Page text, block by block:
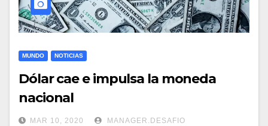
MUNDO NOTICIAS
Dólar cae e impulsa la moneda
nacional
MAR 10, 2020 MANAGER.DESAFIO